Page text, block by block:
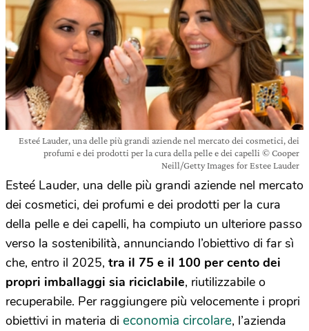
Esteé Lauder, una delle più grandi aziende nel mercato dei cosmetici, dei
profumi e dei prodotti per la cura della pelle e dei capelli © Cooper
Neill/Getty Images for Estee Lauder
Esteé Lauder, una delle più grandi aziende nel mercato
dei cosmetici, dei profumi e dei prodotti per la cura
della pelle e dei capelli, ha compiuto un ulteriore passo
verso la sostenibilità, annunciando l’obiettivo di far sì
che, entro il 2025, tra il 75 e il 100 per cento dei
propri imballaggi sia riciclabile, riutilizzabile o
recuperabile. Per raggiungere più velocemente i propri
obiettivi in materia di economia circolare, l’azienda